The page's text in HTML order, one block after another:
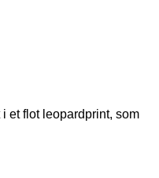
et flot leopardprint, som